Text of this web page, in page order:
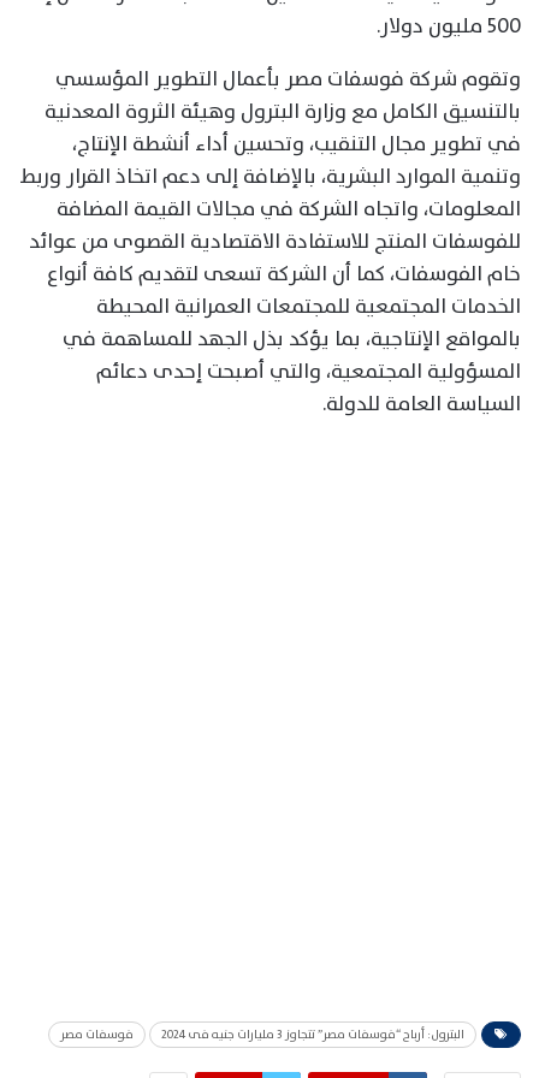
500 مليون دولار.
وتقوم شركة فوسفات مصر بأعمال التطوير المؤسسي
بالتنسيق الكامل مع وزارة البترول وهيئة الثروة المعدنية
في تطوير مجال التنقيب، وتحسين أداء أنشطة الإنتاج،
وتنمية الموارد البشرية، بالإضافة إلى دعم اتخاذ القرار وربط
المعلومات، واتجاه الشركة في مجالات القيمة المضافة
للفوسفات المنتج للاستفادة الاقتصادية القصوى من عوائد
خام الفوسفات، كما أن الشركة تسعى لتقديم كافة أنواع
الخدمات المجتمعية للمجتمعات العمرانية المحيطة
بالمواقع الإنتاجية، بما يؤكد بذل الجهد للمساهمة في
المسؤولية المجتمعية، والتي أصبحت إحدى دعائم
السياسة العامة للدولة.
البترول: أرباح “فوسفات مصر” تتجاوز 3 مليارات جنيه فى 2024 فوسفات مصر